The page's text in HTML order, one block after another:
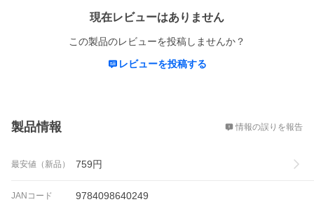
現在レビューはありません
この製品のレビューを投稿しませんか？
レビューを投稿する
製品情報 情報の誤りを報告
最安値（新品） 759円
JANコード 9784098640249